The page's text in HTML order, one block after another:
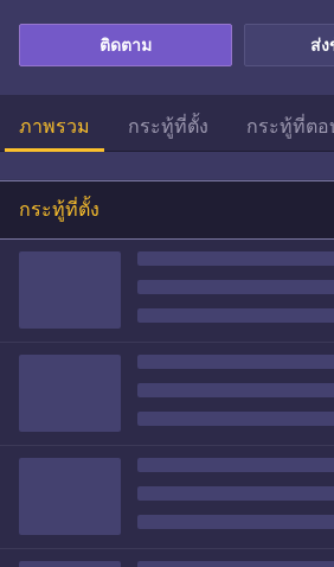
ส่
ติดตาม
ภาพรวม กระทู้ที่ตั้ง กระทู้ที่ตอ
กระทู้ที่ตั้ง